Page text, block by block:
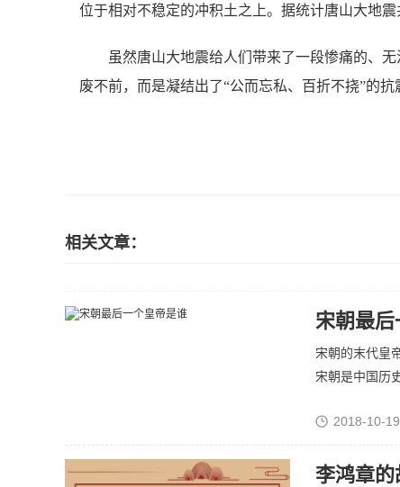
位于相对不稳定的冲积土之上。据统计唐山大地
虽然唐山大地震给人们带来了一段惨痛的、
废不前，而是凝结出了“公而忘私、百折不挠”的
相关文章：
宋朝最
宋朝的末代皇
宋朝是中国历
2018-10-
李鸿章